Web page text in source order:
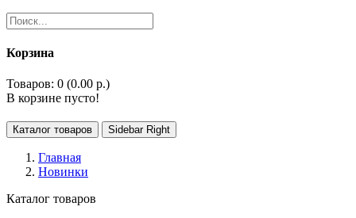
Корзина
Товаров: 0 (0.00 р.)
В корзине пусто!
Каталог товаров Sidebar Right
Главная
Новинки
Каталог товаров